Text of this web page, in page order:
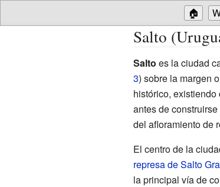
🏠
Salto
Salto es la ciudad
3) sobre la margen
histórico,
antes de
del afloramiento de
El centro de la
represa de Salto
la principal vía de